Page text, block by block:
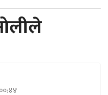
००:४४